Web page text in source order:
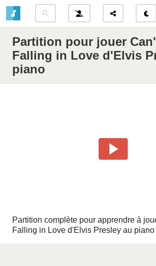
Partition pour jouer
Falling in Love d'Elvis
piano
Partition complète pour apprendre à
Falling in Love d'Elvis Presley au piano